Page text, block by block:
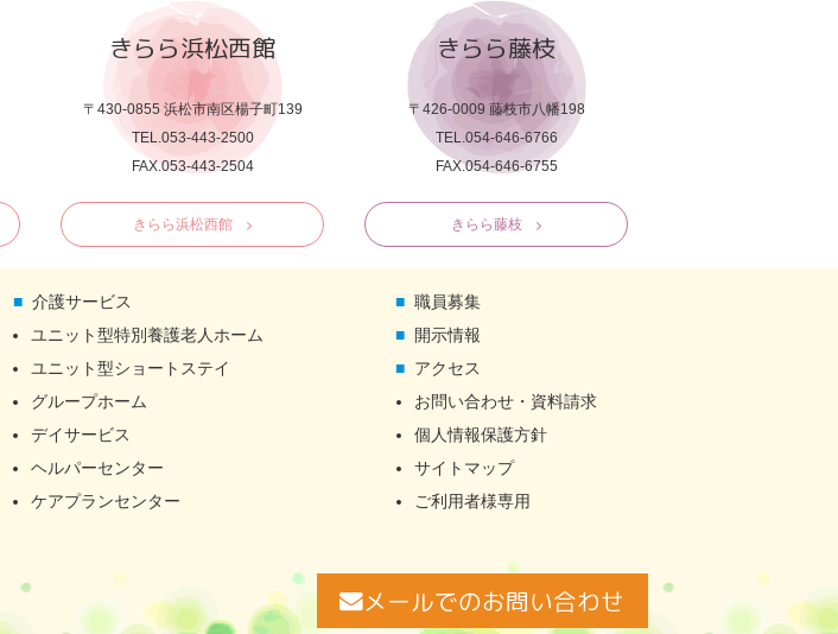
きらら浜松西館
〒430-0855 浜松市南区楊子町139
TEL.053-443-2500
FAX.053-443-2504
きらら浜松西館
きらら藤枝
〒426-0009 藤枝市八幡198
TEL.054-646-6766
FAX.054-646-6755
きらら藤枝
介護サービス
ユニット型特別養護老人ホーム
ユニット型ショートステイ
グループホーム
デイサービス
ヘルパーセンター
ケアプランセンター
職員募集
開示情報
アクセス
お問い合わせ・資料請求
個人情報保護方針
サイトマップ
ご利用者様専用
メールでのお問い合わせ